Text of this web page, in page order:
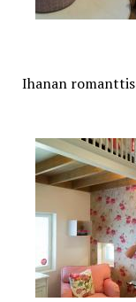
Ihanan